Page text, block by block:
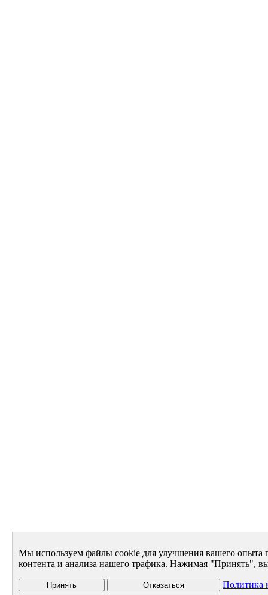
Мы используем файлы cookie для улучшения вашего опыта
контента и анализа нашего трафика. Нажимая "Принять",
Принять Отказаться Политика